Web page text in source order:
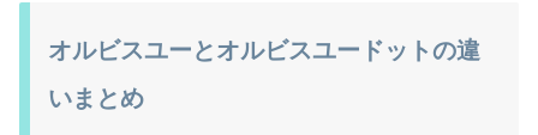
オルビスユーとオルビスユードットの違
いまとめ